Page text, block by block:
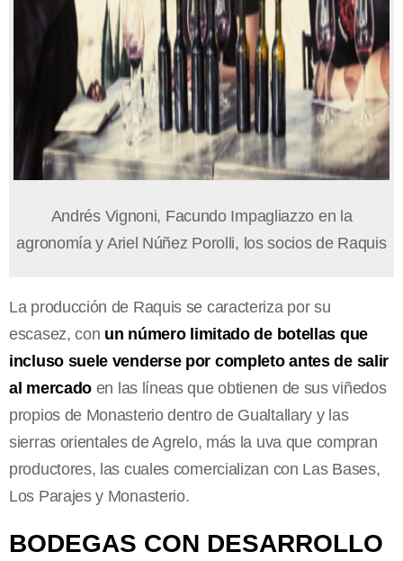
Andrés Vignoni, Facundo Impagliazzo en la
agronomía y Ariel Núñez Porolli, los socios de Raquis
La producción de Raquis se caracteriza por su
escasez, con un número limitado de botellas que
incluso suele venderse por completo antes de salir
al mercado en las líneas que obtienen de sus viñedos
propios de Monasterio dentro de Gualtallary y las
sierras orientales de Agrelo, más la uva que compran
productores, las cuales comercializan con Las Bases,
Los Parajes y Monasterio.
BODEGAS CON DESARROLLO